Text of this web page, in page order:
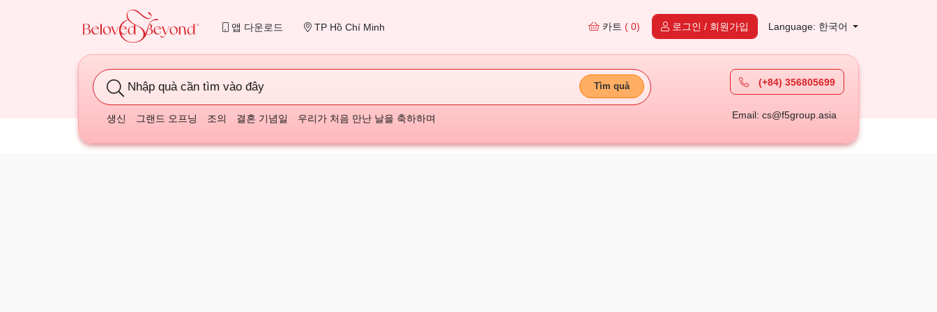
앱 다운로드 TP Hồ Chí Minh 카트 ( 0) 로그인 / 회원가입 Language: 한국어
Quà Tìm quà
생신 그랜드 오프닝 조의 결혼 기념일 우리가 처음 만난 날을 축하하며
(+84) 356805699
Email: cs@f5group.asia